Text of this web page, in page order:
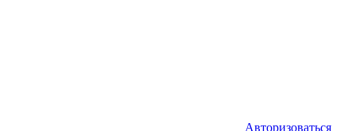
Авторизоваться